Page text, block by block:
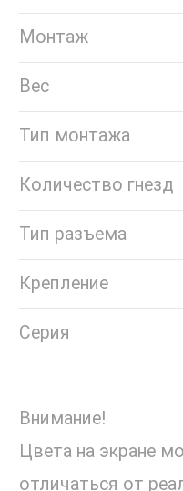
Монтаж
Вес
Тип монтажа
Количество гнезд
Тип разъема
Крепление
Серия
Внимание!
Цвета на экране
отличаться от